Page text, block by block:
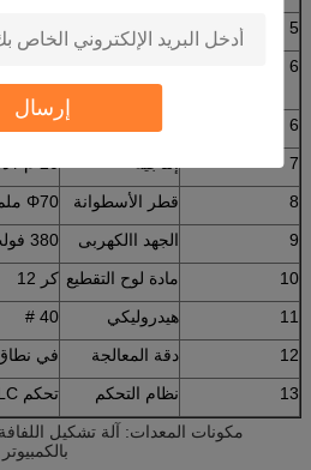
إرسال
5
سلطة
6
السطح)
6
0.3-0.6 مم
7
8
قطر الأسطوانة
Φ70 ملم
9
الجهد االكهربى
380 فولت 50 هرتز 3 مراحل
10
مادة لوح التقطيع كر 12
11
هيدروليكي
40 #
12
دقة المعالجة
في نطاق 1.00
13
نظام التحكم
تحكم PLC
مكونات المعدات: آلة تشكيل